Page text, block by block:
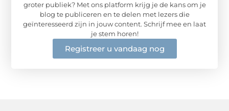
groter publiek? Met ons platform krijg je de kans om je
blog te publiceren en te delen met lezers die
geïnteresseerd zijn in jouw content. Schrijf mee en laat
je stem horen!
Registreer u vandaag nog